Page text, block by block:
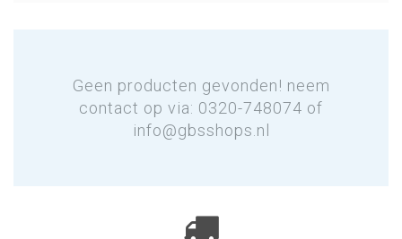
Geen producten gevonden! neem
contact op via: 0320-748074 of
info@gbsshops.nl